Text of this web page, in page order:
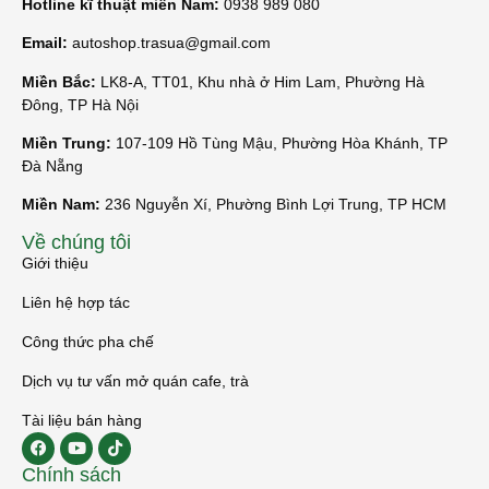
Hotline kĩ thuật miền Nam: 0938 989 080
Email: autoshop.trasua@gmail.com
Miền Bắc: LK8-A, TT01, Khu nhà ở Him Lam, Phường Hà
Đông, TP Hà Nội
Miền Trung: 107-109 Hồ Tùng Mậu, Phường Hòa Khánh, TP
Đà Nẵng
Miền Nam: 236 Nguyễn Xí, Phường Bình Lợi Trung, TP HCM
Về chúng tôi
Giới thiệu
Liên hệ hợp tác
Công thức pha chế
Dịch vụ tư vấn mở quán cafe, trà
Tài liệu bán hàng
Chính sách